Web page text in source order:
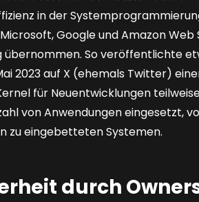
in der
Google und Amazon Web
So veröffentlichte
2023 auf X (ehemals Twitter)
für Neuentwicklungen
von Anwendungen eingesetzt,
zu eingebetteten Systemen.
durch